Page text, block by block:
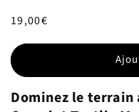
Prix
19,00€
Dominez le terrain